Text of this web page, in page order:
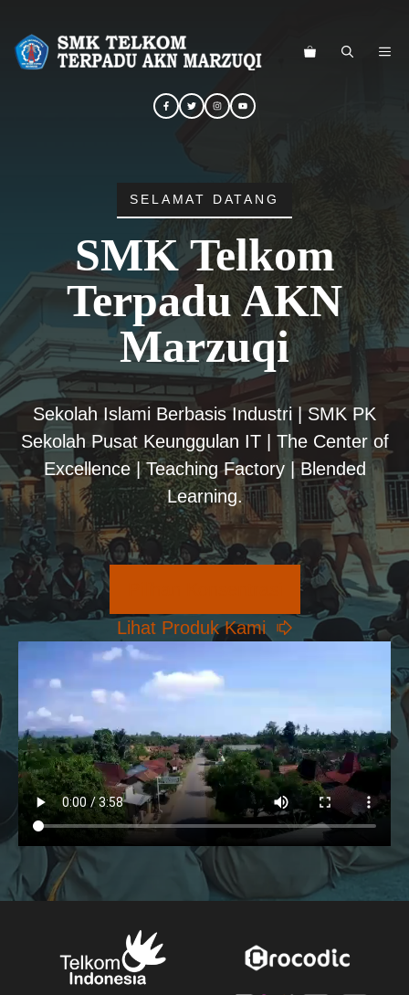
SELAMAT DATANG
SMK Telkom
Terpadu AKN
Marzuqi
Sekolah Islami Berbasis Industri | SMK PK
Sekolah Pusat Keunggulan IT | The Center of
Excellence | Teaching Factory | Blended
Learning.
Lihat Produk Kami